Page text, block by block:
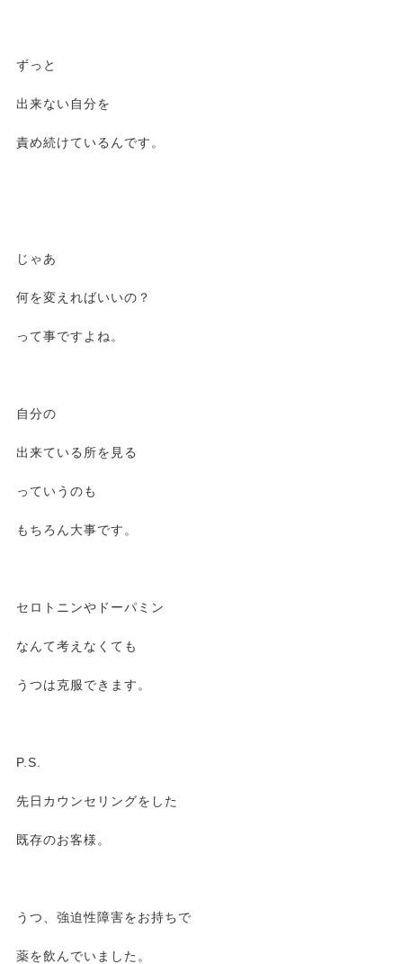
ずっと
出来ない自分を
責め続けているんです。
じゃあ
何を変えればいいの？
って事ですよね。
自分の
出来ている所を見る
っていうのも
もちろん大事です。
セロトニンやドーパミン
なんて考えなくても
うつは克服できます。
P.S.
先日カウンセリングをした
既存のお客様。
うつ、強迫性障害をお持ちで
薬を飲んでいました。